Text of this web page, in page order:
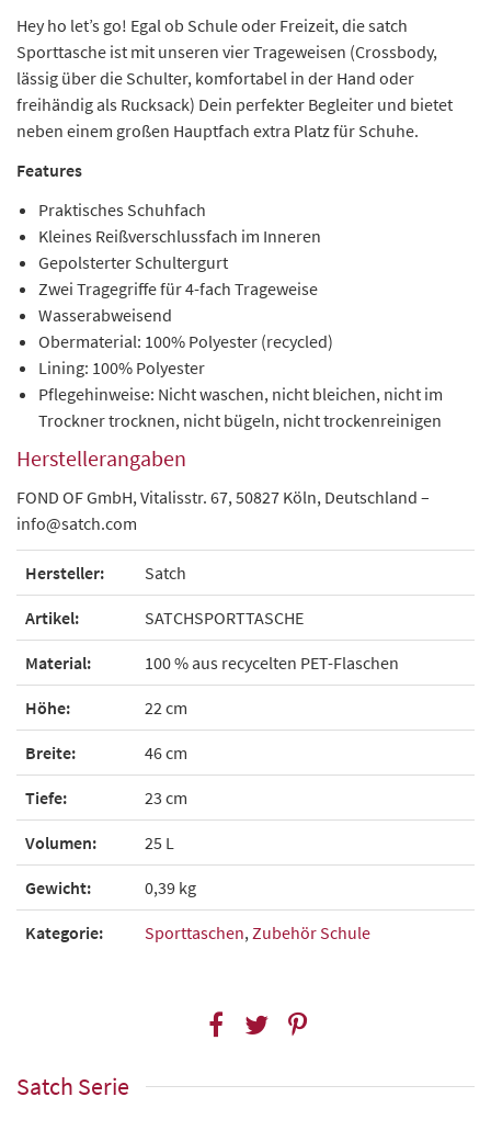
Hey ho let’s go! Egal ob Schule oder Freizeit, die satch
Sporttasche ist mit unseren vier Trageweisen (Crossbody,
lässig über die Schulter, komfortabel in der Hand oder
freihändig als Rucksack) Dein perfekter Begleiter und bietet
neben einem großen Hauptfach extra Platz für Schuhe.
Features
Praktisches Schuhfach
Kleines Reißverschlussfach im Inneren
Gepolsterter Schultergurt
Zwei Tragegriffe für 4-fach Trageweise
Wasserabweisend
Obermaterial: 100% Polyester (recycled)
Lining: 100% Polyester
Pflegehinweise: Nicht waschen, nicht bleichen, nicht im
Trockner trocknen, nicht bügeln, nicht trockenreinigen
Herstellerangaben
FOND OF GmbH, Vitalisstr. 67, 50827 Köln, Deutschland –
info@satch.com
Hersteller: Satch
Artikel: SATCHSPORTTASCHE
Material: 100 % aus recycelten PET-Flaschen
Höhe: 22 cm
Breite: 46 cm
Tiefe: 23 cm
Volumen: 25 L
Gewicht: 0,39 kg
Kategorie: Sporttaschen, Zubehör Schule
Satch Serie